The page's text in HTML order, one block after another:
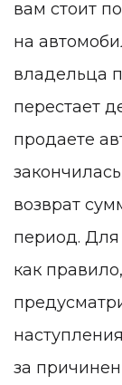
вам стоит
на
владельца
перестает
продаете
возврат
период.
как
за